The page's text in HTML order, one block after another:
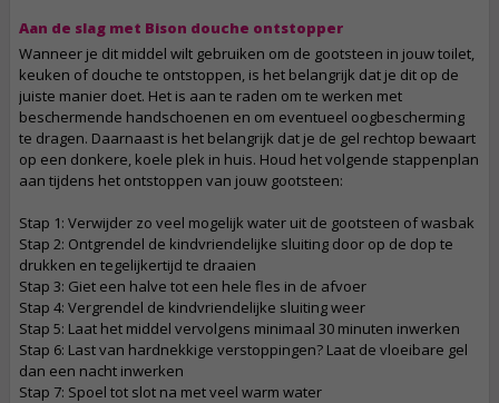
Aan de slag met Bison douche ontstopper
Wanneer je dit middel wilt gebruiken om de gootsteen in jouw toilet,
keuken of douche te ontstoppen, is het belangrijk dat je dit op de
juiste manier doet. Het is aan te raden om te werken met
beschermende handschoenen en om eventueel oogbescherming
te dragen. Daarnaast is het belangrijk dat je de gel rechtop bewaart
op een donkere, koele plek in huis. Houd het volgende stappenplan
aan tijdens het ontstoppen van jouw gootsteen:
Stap 1: Verwijder zo veel mogelijk water uit de gootsteen of wasbak
Stap 2: Ontgrendel de kindvriendelijke sluiting door op de dop te
drukken en tegelijkertijd te draaien
Stap 3: Giet een halve tot een hele fles in de afvoer
Stap 4: Vergrendel de kindvriendelijke sluiting weer
Stap 5: Laat het middel vervolgens minimaal 30 minuten inwerken
Stap 6: Last van hardnekkige verstoppingen? Laat de vloeibare gel
dan een nacht inwerken
Stap 7: Spoel tot slot na met veel warm water